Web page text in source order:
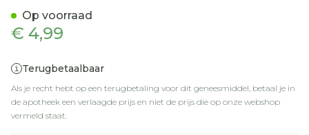
€ 4,99
Terugbetaalbaar
Als je recht hebt op een terugbetaling voor dit geneesmiddel, betaal je in
de apotheek een verlaagde prijs en niet de prijs die op onze webshop
vermeld staat.
Op voorraad